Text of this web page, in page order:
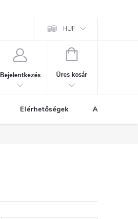
HUF
Bejelentkezés
KOSÁR
Üres kosár
Elérhetőségek A vásárlás